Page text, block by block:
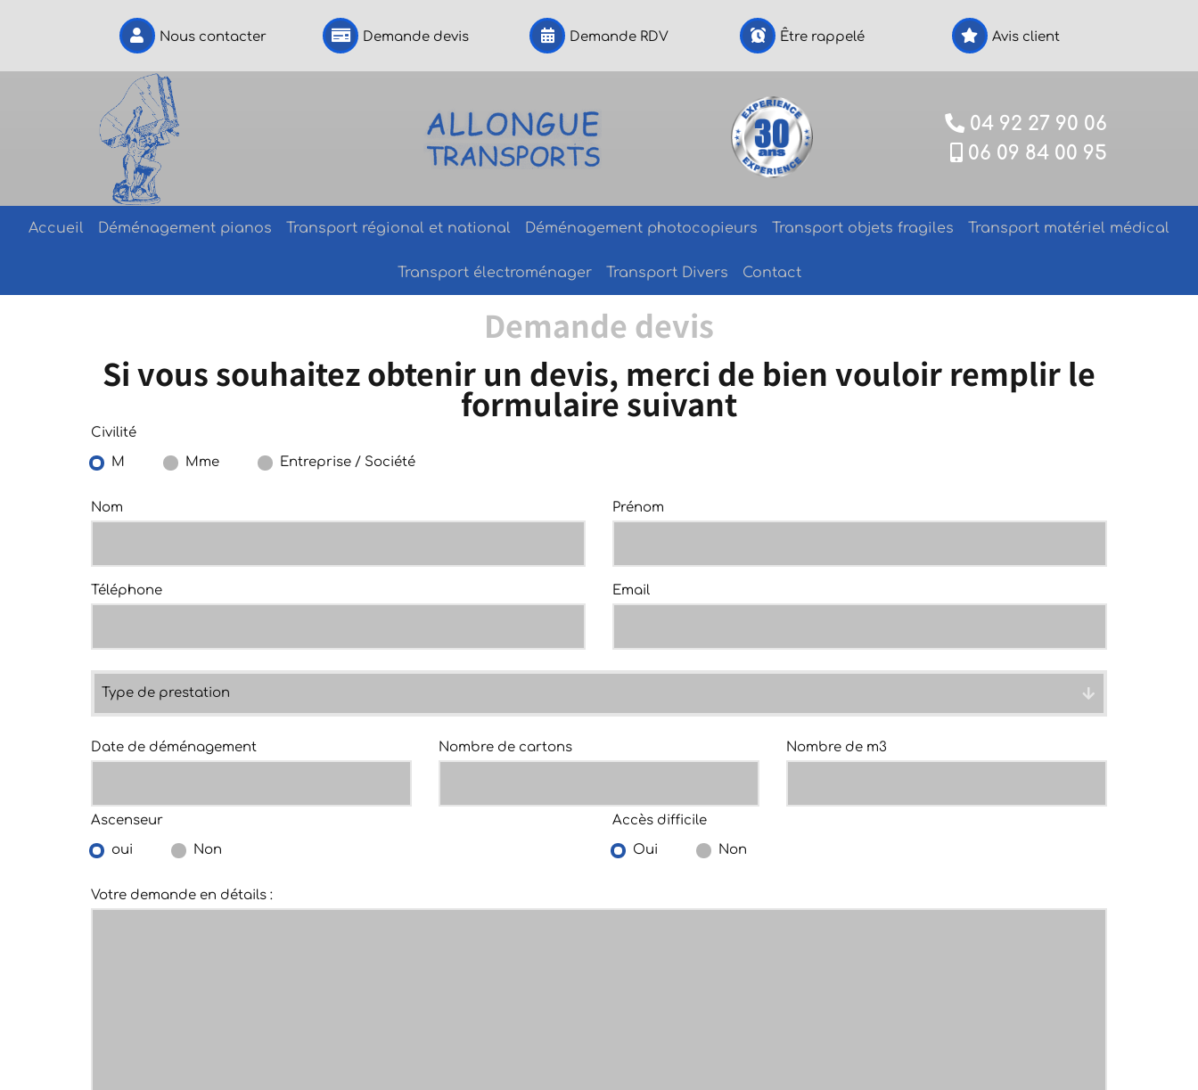
Nous contacter Demande devis Demande RDV Être rappelé Avis client
04 92 27 90 06
06 09 84 00 95
Accueil Déménagement pianos Transport régional et national Déménagement photocopieurs Transport objets fragiles Transport matériel médical
Transport électroménager Transport Divers Contact
Demande devis
Si vous souhaitez obtenir un devis, merci de bien vouloir remplir le
formulaire suivant
Civilité
M
Mme Entreprise / Société
Nom Prénom
Téléphone Email
Type de prestation
Date de déménagement Nombre de cartons Nombre de m3
Ascenseur
oui
Non
Accès difficile
Oui
Non
Votre demande en détails :